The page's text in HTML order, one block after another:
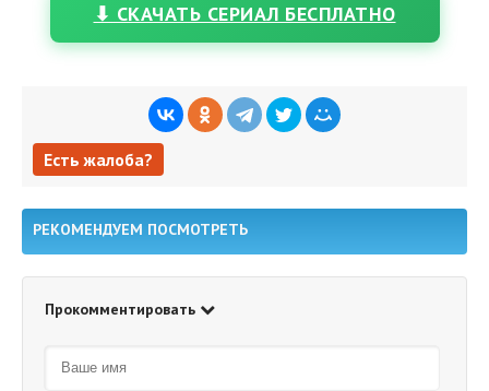
⬇ СКАЧАТЬ СЕРИАЛ БЕСПЛАТНО
Есть жалоба?
РЕКОМЕНДУЕМ ПОСМОТРЕТЬ
Прокомментировать